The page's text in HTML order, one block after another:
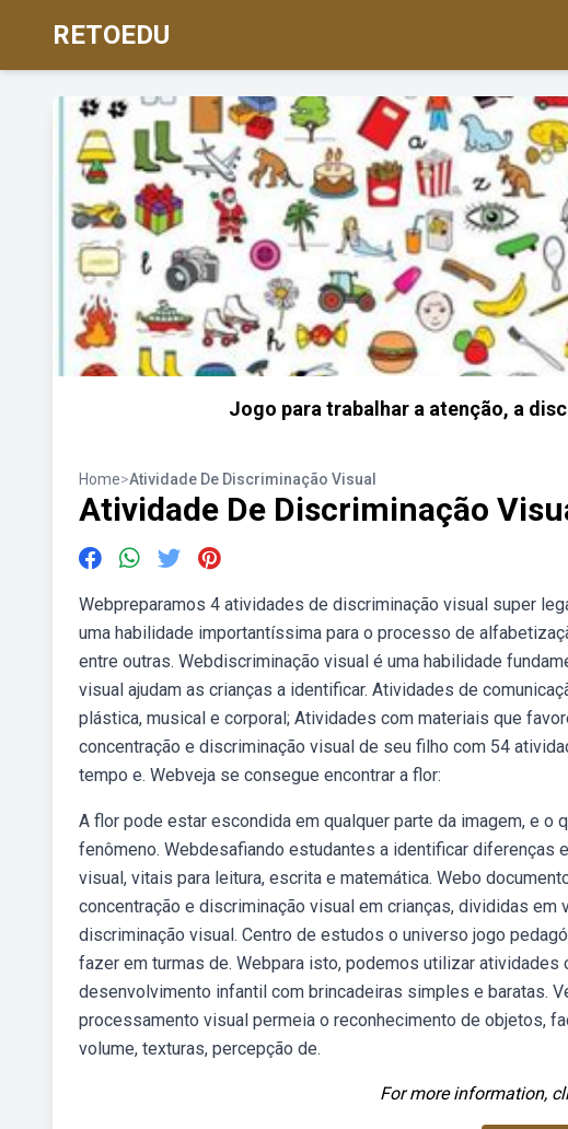
RETOEDU
Jogo para trabalhar a atenção, a
Home>Atividade De Discriminação Visual
Atividade De Discriminação
Webpreparamos 4 atividades de discriminação visual super
uma habilidade importantíssima para o processo de
entre outras. Webdiscriminação visual é uma habilidade
visual ajudam as crianças a identificar. Atividades de
plástica, musical e corporal; Atividades com materiais que
concentração e discriminação visual de seu filho com 54
tempo e. Webveja se consegue encontrar a flor:
A flor pode estar escondida em qualquer parte da imagem, e
fenômeno. Webdesafiando estudantes a identificar diferenças
visual, vitais para leitura, escrita e matemática. Webo
concentração e discriminação visual em crianças, divididas
discriminação visual. Centro de estudos o universo jogo
fazer em turmas de. Webpara isto, podemos utilizar atividades
desenvolvimento infantil com brincadeiras simples e baratas.
processamento visual permeia o reconhecimento de objetos,
volume, texturas, percepção de.
For more information,